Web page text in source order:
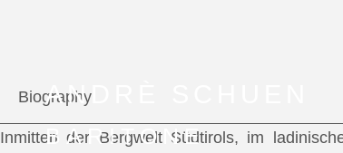
ANDRÈ SCHUEN
BARITONE
Biography
Inmitten der Bergwelt Südtirols, im